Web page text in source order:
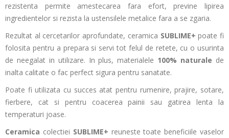
rezistenta permite amestecarea fara efort, previne lipirea
ingredientelor si rezista la ustensilele metalice fara a se zgaria.
Rezultat al cercetarilor aprofundate, ceramica SUBLIME+ poate fi
folosita pentru a prepara si servi tot felul de retete, cu o usurinta
de neegalat in utilizare. In plus, materialele 100% naturale de
inalta calitate o fac perfect sigura pentru sanatate.
Poate fi utilizata cu succes atat pentru rumenire, prajire, sotare,
fierbere, cat si pentru coacerea painii sau gatirea lenta la
temperaturi joase.
Ceramica colectiei SUBLIME+ reuneste toate beneficiile vaselor